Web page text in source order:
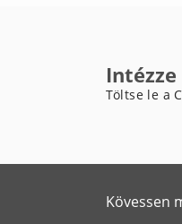
Töltse le a
Kövessen